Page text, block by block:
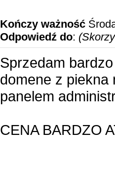
Kończy ważność
Odpowiedź do:
Sprzedam
domene z
panelem
CENA BARDZO